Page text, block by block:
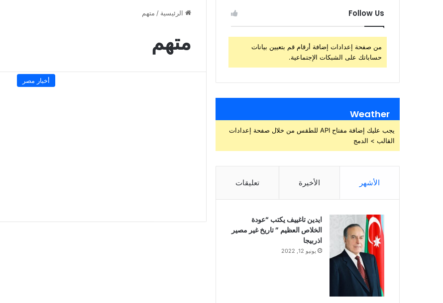
الرئيسية / متهم
متهم
أخبار مصر
Follow Us
من صفحة إعدادات إضافة أرقام قم بتعيين بيانات
حساباتك على الشبكات الإجتماعية.
Weather
يجب عليك إضافة مفتاح API للطقس من خلال صفحة إعدادات
القالب > الدمج
الأشهر الأخيرة تعليقات
ايدين تاغييف يكتب “عودة
الخلاص العظيم ” تاريخ غير مصير
اذربيجا
يونيو 12, 2022